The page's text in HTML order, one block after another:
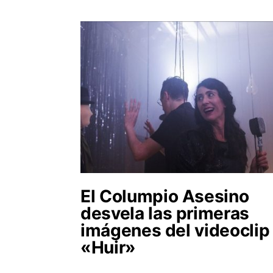
El Columpio Asesino
desvela las primeras
imágenes del videoclip
«Huir»